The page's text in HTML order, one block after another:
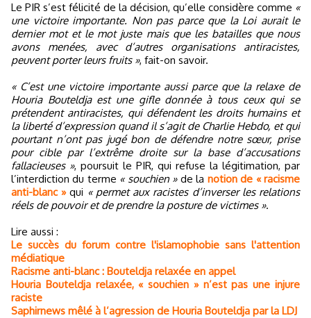
Le PIR s’est félicité de la décision, qu’elle considère comme «
une victoire importante. Non pas parce que la Loi aurait le
dernier mot et le mot juste mais que les batailles que nous
avons menées, avec d’autres organisations antiracistes,
peuvent porter leurs fruits », fait-on savoir.
« C’est une victoire importante aussi parce que la relaxe de
Houria Bouteldja est une gifle donnée à tous ceux qui se
prétendent antiracistes, qui défendent les droits humains et
la liberté d’expression quand il s’agit de Charlie Hebdo, et qui
pourtant n’ont pas jugé bon de défendre notre sœur, prise
pour cible par l’extrême droite sur la base d’accusations
fallacieuses », poursuit le PIR, qui refuse la légitimation, par
l’interdiction du terme « souchien »de la notion de « racisme
anti-blanc »qui « permet aux racistes d’inverser les relations
réels de pouvoir et de prendre la posture de victimes ».
Lire aussi :
Le succès du forum contre l'islamophobie sans l'attention
médiatique
Racisme anti-blanc : Bouteldja relaxée en appel
Houria Bouteldja relaxée, « souchien » n’est pas une injure
raciste
Saphirnews mêlé à l’agression de Houria Bouteldja par la LDJ